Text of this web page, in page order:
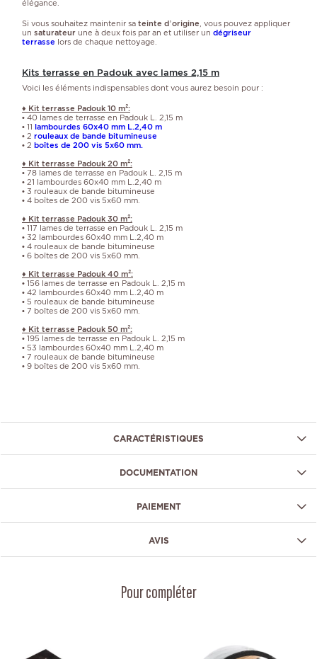
élégance.
Si vous souhaitez maintenir sa teinte d’origine , vous pouvez appliquer
un saturateur une à deux fois par an et utiliser un dégriseur
terrasse lors de chaque nettoyage.
Kits terrasse en Padouk avec lames 2,15 m
Voici les éléments indispensables dont vous aurez besoin pour :
♦ Kit terrasse Padouk 10 m²:
• 40 lames de terrasse en Padouk L. 2,15 m
• 11 lambourdes 60x40 mm L.2,40 m
• 2 rouleaux de bande bitumineuse
• 2 boîtes de 200 vis 5x60 mm.
♦ Kit terrasse Padouk 20 m²:
• 78 lames de terrasse en Padouk L. 2,15 m
• 21 lambourdes 60x40 mm L.2,40 m
• 3 rouleaux de bande bitumineuse
• 4 boîtes de 200 vis 5x60 mm.
♦ Kit terrasse Padouk 30 m²:
• 117 lames de terrasse en Padouk L. 2,15 m
• 32 lambourdes 60x40 mm L.2,40 m
• 4 rouleaux de bande bitumineuse
• 6 boîtes de 200 vis 5x60 mm.
♦ Kit terrasse Padouk 40 m²:
• 156 lames de terrasse en Padouk L. 2,15 m
• 42 lambourdes 60x40 mm L.2,40 m
• 5 rouleaux de bande bitumineuse
• 7 boîtes de 200 vis 5x60 mm.
♦ Kit terrasse Padouk 50 m²:
• 195 lames de terrasse en Padouk L. 2,15 m
• 53 lambourdes 60x40 mm L.2,40 m
• 7 rouleaux de bande bitumineuse
• 9 boîtes de 200 vis 5x60 mm.
CARACTÉRISTIQUES
DOCUMENTATION
PAIEMENT
AVIS
Pour compléter